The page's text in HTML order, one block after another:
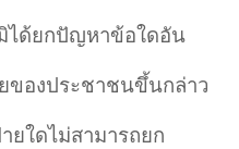
ได้ยกปัญหาข้อใดอัน
ของประชาชนขึ้นกล่าว
ใดไม่สามารถยก